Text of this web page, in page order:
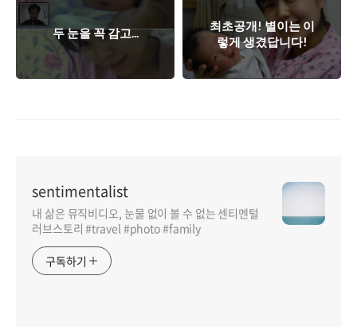
두 눈을 꼭 감고...
최초공개! 별이는 이
렇게 생겼답니다!
sentimentalist
내 삶은 뮤직비디오, 눈물 없이 볼 수 없는 센티멘털
러브스토리 #travel #photo #family
구독하기